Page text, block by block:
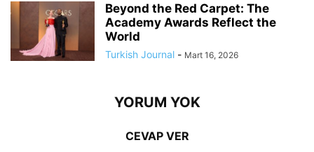
Beyond the Red Carpet: The
Academy Awards Reflect the
World
Turkish Journal - Mart 16, 2026
YORUM YOK
CEVAP VER